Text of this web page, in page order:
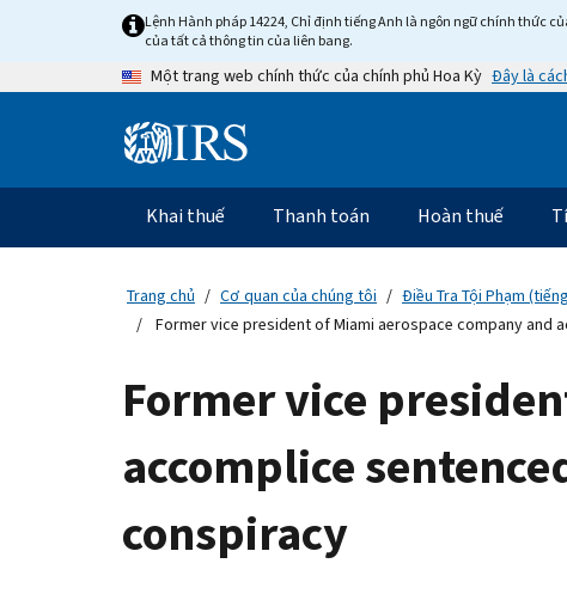
content
Lệnh Hành pháp 14224, Chỉ định tiếng Anh là ngôn ngữ chính thức
của tất cả thông tin của liên bang.
Một trang web chính thức của chính phủ Hoa Kỳ Đây là
Information
Điều
hướng
chính
Khai thuế Thanh toán Hoàn thuế
Trang chủ Cơ quan của chúng tôi Điều Tra Tội Phạm
Former vice president of Miami aerospace company
Former vice
accomplice
conspiracy